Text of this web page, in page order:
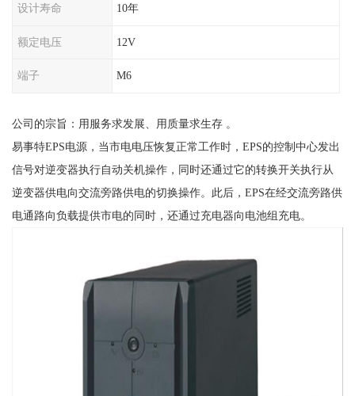
设计寿命 10年
额定电压 12V
端子 M6
公司的宗旨：用服务求发展、用质量求生存 。
易事特EPS电源，当市电电压恢复正常工作时，EPS的控制中心发出
信号对逆变器执行自动关机操作，同时还通过它的转换开关执行从
逆变器供电向交流旁路供电的切换操作。此后，EPS在经交流旁路供
电通路向负载提供市电的同时，还通过充电器向电池组充电。